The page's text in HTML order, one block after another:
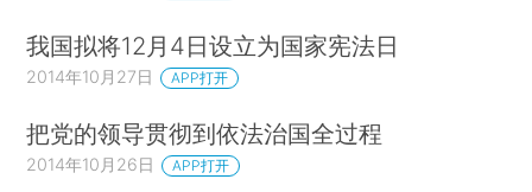
我国拟将12月4日设立为国家宪法日
2014年10月27日 APP打开
把党的领导贯彻到依法治国全过程
2014年10月26日 APP打开